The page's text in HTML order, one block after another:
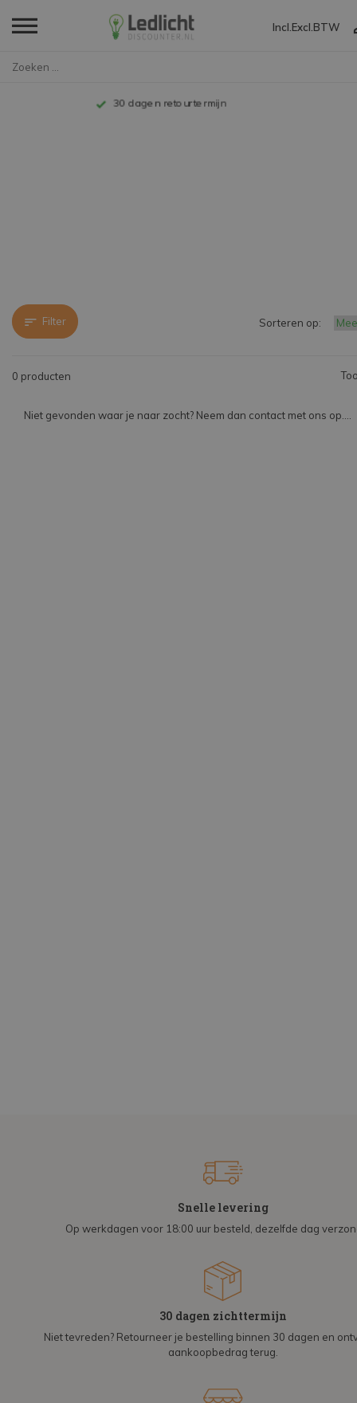
Incl. Excl. BTW
Tot 10 jaar garantie
Filter
0 producten
Sorteren op:
Niet gevonden waar je naar zocht? Neem dan contact met ons op....
Snelle levering
Op werkdagen voor 18:00 uur besteld, dezelfde dag
30 dagen zichttermijn
Niet tevreden? Retourneer je bestelling binnen 30 dagen en
aankoopbedrag terug.